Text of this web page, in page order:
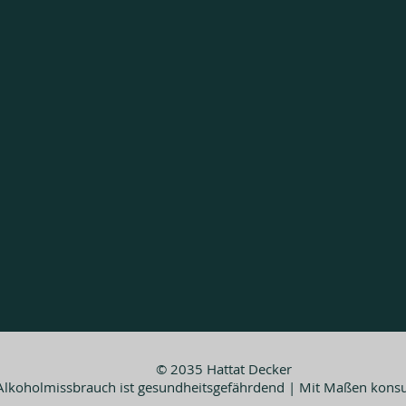
© 2035 Hattat Decker
ist gesundheitsgefährdend | Mit Maßen